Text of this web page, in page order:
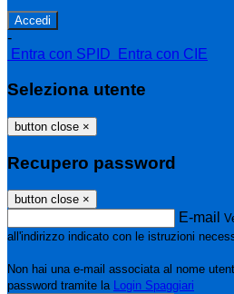
-
Entra con SPID
Entra con CIE
Seleziona utente
button close ×
Recupero password
button close ×
E-mail
all'indirizzo indicato con le istruzioni
Non hai una e-mail associata al nome
password tramite la Login Spaggiari